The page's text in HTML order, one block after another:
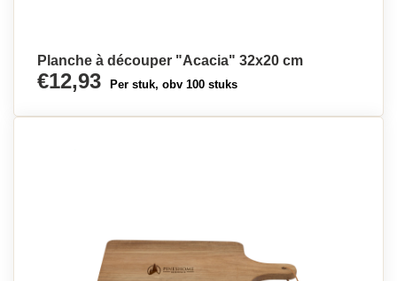
Planche à découper "Acacia" 32x20 cm
€12,93 Per stuk, obv 100 stuks